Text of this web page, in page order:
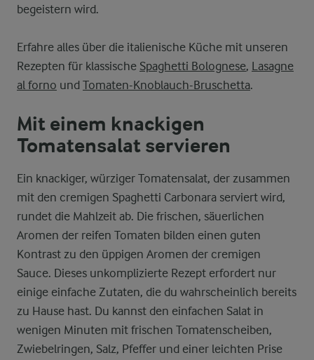
begeistern wird.
Erfahre alles über die italienische Küche mit unseren
Rezepten für klassische Spaghetti Bolognese, Lasagne
al forno und Tomaten-Knoblauch-Bruschetta.
Mit einem knackigen
Tomatensalat servieren
Ein knackiger, würziger Tomatensalat, der zusammen
mit den cremigen Spaghetti Carbonara serviert wird,
rundet die Mahlzeit ab. Die frischen, säuerlichen
Aromen der reifen Tomaten bilden einen guten
Kontrast zu den üppigen Aromen der cremigen
Sauce. Dieses unkomplizierte Rezept erfordert nur
einige einfache Zutaten, die du wahrscheinlich bereits
zu Hause hast. Du kannst den einfachen Salat in
wenigen Minuten mit frischen Tomatenscheiben,
Zwiebelringen, Salz, Pfeffer und einer leichten Prise